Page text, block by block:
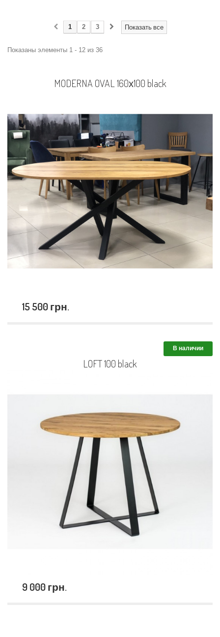
Показать все
1 2 3
Показаны элементы 1 - 12 из 36
MODERNA OVAL 160х100 black
15 500 грн.
В наличии
LOFT 100 black
9 000 грн.